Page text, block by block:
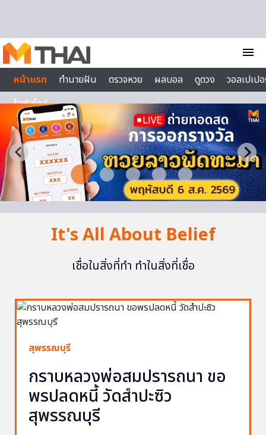
menu
หน้าแรก
ทำนายฝัน ตรวจหวย ผลบอล ดูดวง
วอลเปเป
ไลฟ์สไตล์
It's All About Belief
เชื่อในสิ่งที่ทำ ทำในสิ่งที่เชื่อ
สุพรรณบุรี
กราบหลวงพ่อสมปรารถนา ขอ
พรปลดหนี้ วัดสำปะซิว
สุพรรณบุรี